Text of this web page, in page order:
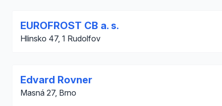
EUROFROST CB a. s.
Hlinsko 47, 1 Rudolfov
Edvard Rovner
Masná 27, Brno